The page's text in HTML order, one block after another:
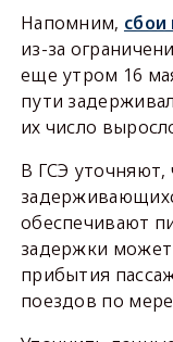
Напомним,
из-за
еще утром 16
пути
их число
В ГСЭ уточняют,
обеспечивают
задержки
прибытия
поездов по